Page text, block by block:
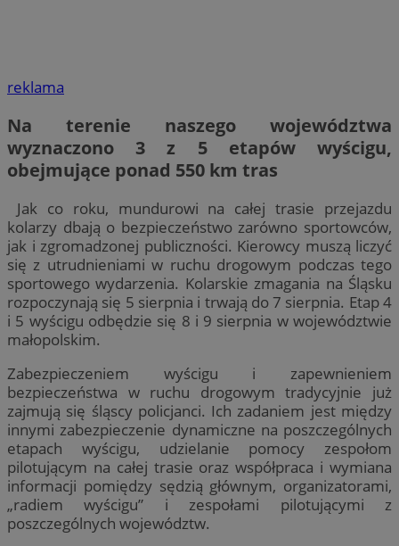
reklama
Na terenie naszego województwa
wyznaczono 3 z 5 etapów wyścigu,
obejmujące ponad 550 km tras
Jak co roku, mundurowi na całej trasie przejazdu
kolarzy dbają o bezpieczeństwo zarówno sportowców,
jak i zgromadzonej publiczności. Kierowcy muszą liczyć
się z utrudnieniami w ruchu drogowym podczas tego
sportowego wydarzenia. Kolarskie zmagania na Śląsku
rozpoczynają się 5 sierpnia i trwają do 7 sierpnia. Etap 4
i 5 wyścigu odbędzie się 8 i 9 sierpnia w województwie
małopolskim.
Zabezpieczeniem wyścigu i zapewnieniem
bezpieczeństwa w ruchu drogowym tradycyjnie już
zajmują się śląscy policjanci. Ich zadaniem jest między
innymi zabezpieczenie dynamiczne na poszczególnych
etapach wyścigu, udzielanie pomocy zespołom
pilotującym na całej trasie oraz współpraca i wymiana
informacji pomiędzy sędzią głównym, organizatorami,
„radiem wyścigu” i zespołami pilotującymi z
poszczególnych województw.